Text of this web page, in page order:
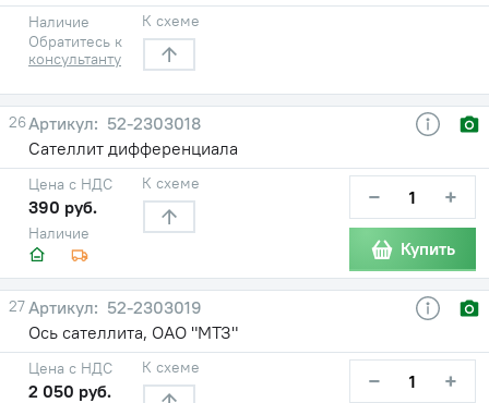
Наличие
Обратитесь к
консультанту
К схеме
26
52-2303018
Сателлит дифференциала
Наличие
Цена с НДС
390 руб.
К схеме − +
Купить
27
52-2303019
Ось сателлита, ОАО "МТЗ"
Цена с НДС
2 050 руб.
К схеме − +